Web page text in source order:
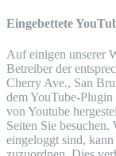
Eingebettete
Auf einigen unserer
Betreiber der
Cherry Ave., San
dem YouTube-
von Youtube
Seiten Sie
eingeloggt sind,